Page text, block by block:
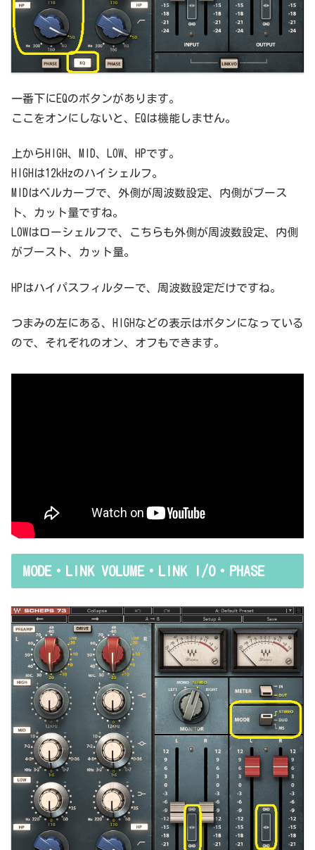
一番下にEQのボタンがあります。
ここをオンにしないと、EQは機能しません。
上からHIGH、MID、LOW、HPです。
HIGHは12kHzのハイシェルフ。
MIDはベルカーブで、外側が周波数設定、内側がブース
ト、カット量ですね。
LOWはローシェルフで、こちらも外側が周波数設定、内側
がブースト、カット量。
HPはハイパスフィルターで、周波数設定だけですね。
つまみの左にある、HIGHなどの表示はボタンになっている
ので、それぞれのオン、オフもできます。
MODE・LINK VOLUME・LINK I/O・PHASE